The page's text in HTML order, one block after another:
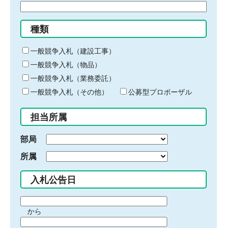
る
キ
ー
ワ
ー
ド
入
力
種類
一般競争入札（建設工事）
一般競争入札（物品）
一般競争入札（業務委託）
一般競争入札（その他）
公募型プロポーザル
担当所属
部局
所属
入札公告日
間から